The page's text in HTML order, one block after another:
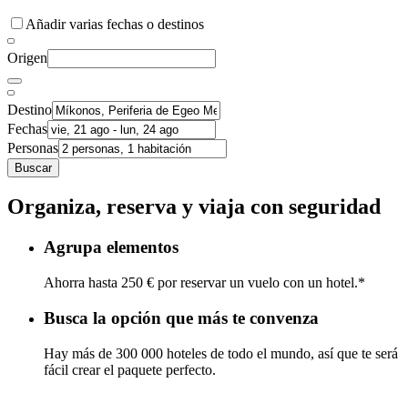
Añadir varias fechas o destinos
Origen
Destino
Fechas
Personas
Buscar
Organiza, reserva y viaja con seguridad
Agrupa elementos
Ahorra hasta 250 € por reservar un vuelo con un hotel.*
Busca la opción que más te convenza
Hay más de 300 000 hoteles de todo el mundo, así que te será
fácil crear el paquete perfecto.